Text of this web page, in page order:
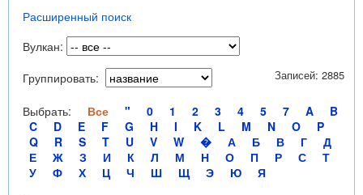
Расширенный поиск
Вулкан:
Группировать:
Выбрать: Все " 0 1 2 3 4 5 7 A
B
C
D E F G H I K L M N O
P
Q
R S T U V W � А Б В Г
Д
Е
Ж З И К Л М Н О П Р С
Т
У
Ф Х Ц Ч Ш Щ Э Ю Я
Записей: 2885